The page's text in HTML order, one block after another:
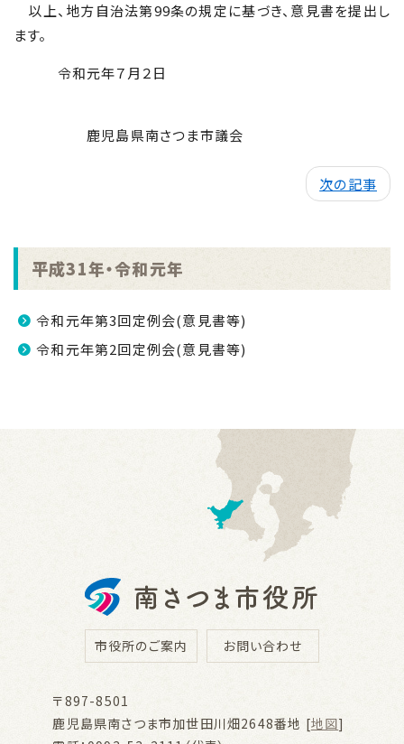
以上、地方自治法第99条の規定に基づき、意見書を提出し
ます。
令和元年７月２日
鹿児島県南さつま市議会
次の記事
平成31年・令和元年
令和元年第3回定例会(意見書等)
令和元年第2回定例会(意見書等)
市役所のご案内 お問い合わせ
〒897-8501
鹿児島県南さつま市加世田川畑2648番地 [地図]